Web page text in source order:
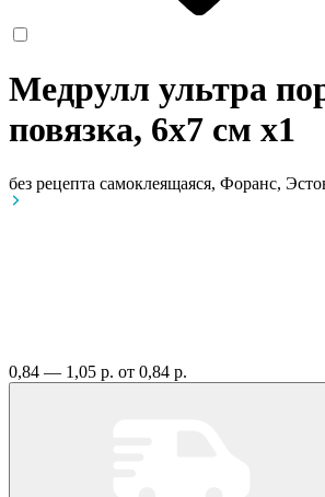
Медрулл ультра
повязка, 6х7 см x1
без рецепта самоклеящаяся, Форанс,
0,84 — 1,05 р. от 0,84 р.